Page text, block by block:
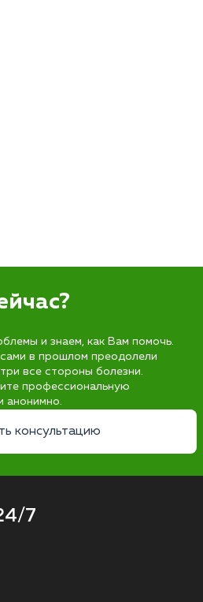
и знаем, как Вам помочь.
в прошлом преодолели
все стороны болезни.
профессиональную
анонимно.
консультацию
7